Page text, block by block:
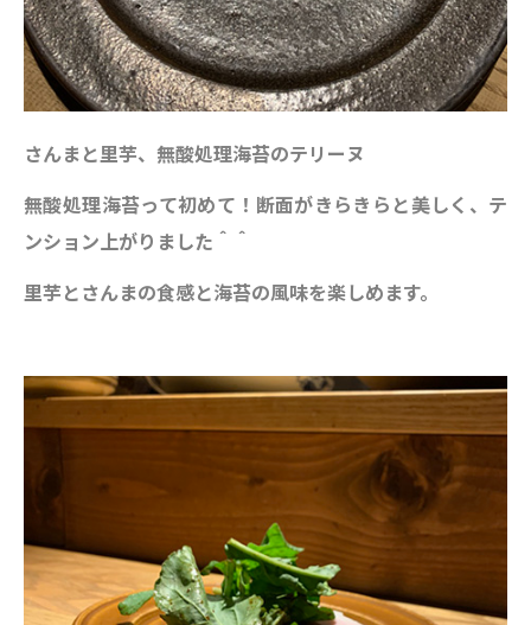
さんまと里芋、無酸処理海苔のテリーヌ
無酸処理海苔って初めて！ 断面がきらきらと美しく、テ
ンション上がりました＾＾
里芋とさんまの食感と海苔の風味を楽しめます。